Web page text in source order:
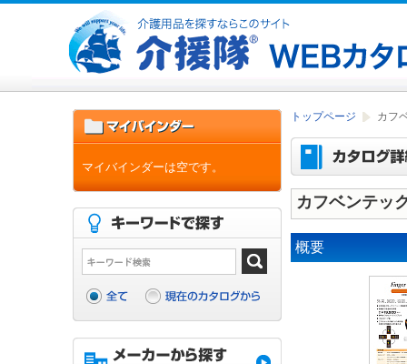
トップページ カフ
カフベンテッ
概要
マイバインダーは空です。